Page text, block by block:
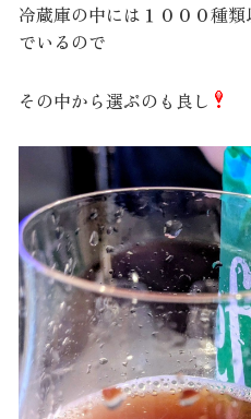
冷蔵庫の中には１０００種
でいるので
その中から選ぶのも良し